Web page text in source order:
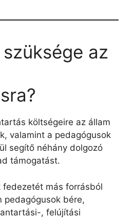
az
költségeire az állam
valamint a pedagógusok
segítő néhány dolgozó
támogatást.
fedezetét más forrásból
pedagógusok bére,
, felújítási